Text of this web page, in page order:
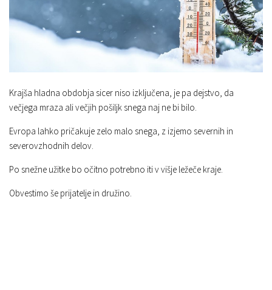
Krajša hladna obdobja sicer niso izključena, je pa dejstvo, da
večjega mraza ali večjih pošiljk snega naj ne bi bilo.
Evropa lahko pričakuje zelo malo snega, z izjemo severnih in
severovzhodnih delov.
Po snežne užitke bo očitno potrebno iti v višje ležeče kraje.
Obvestimo še prijatelje in družino.